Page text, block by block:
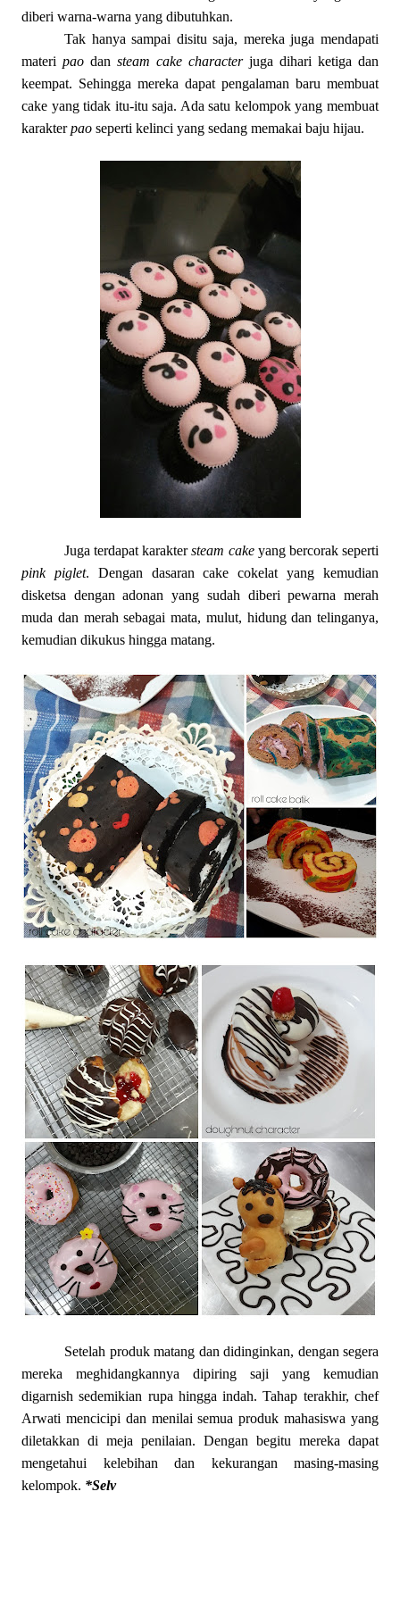
diberi warna-warna yang dibutuhkan.
Tak hanya sampai disitu saja, mereka juga mendapati
materi pao dan steam cake characterjuga dihari ketiga dan
keempat. Sehingga mereka dapat pengalaman baru membuat
cake yang tidak itu-itu saja. Ada satu kelompok yang membuat
karakterpao seperti kelinci yang sedang memakai baju hijau.
Juga terdapat karaktersteam cakeyang bercorak seperti
pink piglet. Dengan dasaran cake cokelat yang kemudian
disketsa dengan adonan yang sudah diberi pewarna merah
muda dan merah sebagai mata, mulut, hidung dan telinganya,
kemudian dikukus hingga matang.
Setelah produk matang dan didinginkan, dengan segera
mereka meghidangkannya dipiring saji yang kemudian
digarnish sedemikian rupa hingga indah. Tahap terakhir, chef
Arwati mencicipi dan menilai semua produk mahasiswa yang
diletakkan di meja penilaian. Dengan begitu mereka dapat
mengetahui kelebihan dan kekurangan masing-masing
kelompok. *Selv